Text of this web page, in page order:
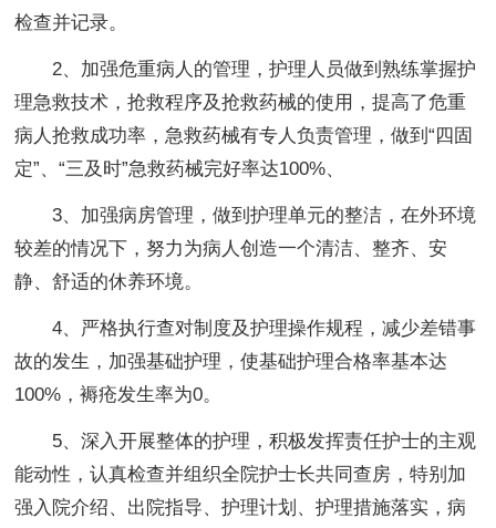
检查并记录。
2、加强危重病人的管理，护理人员做到熟练掌握护
理急救技术，抢救程序及抢救药械的使用，提高了危重
病人抢救成功率，急救药械有专人负责管理，做到“四固
定”、“三及时”急救药械完好率达100%、
3、加强病房管理，做到护理单元的整洁，在外环境
较差的情况下，努力为病人创造一个清洁、整齐、安
静、舒适的休养环境。
4、严格执行查对制度及护理操作规程，减少差错事
故的发生，加强基础护理，使基础护理合格率基本达
100%，褥疮发生率为0。
5、深入开展整体的护理，积极发挥责任护士的主观
能动性，认真检查并组织全院护士长共同查房，特别加
强入院介绍、出院指导、护理计划、护理措施落实，病